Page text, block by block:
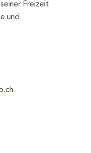
Freizeit
und